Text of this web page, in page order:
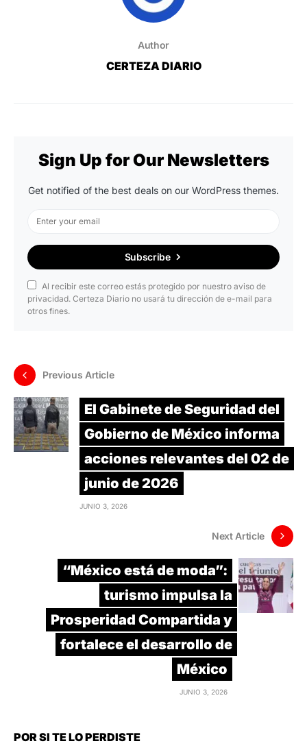
Author
CERTEZA DIARIO
Sign Up for Our Newsletters
Get notified of the best deals on our WordPress themes.
Subscribe
Al recibir este correo estás protegido por nuestro aviso de
privacidad. Certeza Diario no usará tu dirección de e-mail para
otros fines.
Previous Article
El Gabinete de Seguridad del
Gobierno de México informa
acciones relevantes del 02 de
junio de 2026
JUNIO 3, 2026
Next Article
“México está de moda”:
turismo impulsa la
Prosperidad Compartida y
fortalece el desarrollo de
México
JUNIO 3, 2026
POR SI TE LO PERDISTE